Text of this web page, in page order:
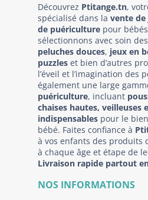
Découvrez Ptitange.tn,
spécialisé dans la vente de
de puériculture pour
sélectionnons avec soin des
peluches douces, jeux en
puzzles et bien d’autres
l’éveil et l’imagination des
également une large
puériculture, incluant
chaises hautes, veilleuses
indispensables pour le
bébé. Faites confiance à
à vos enfants des produits
à chaque âge et étape de
Livraison rapide partout
NOS INFORMATIONS